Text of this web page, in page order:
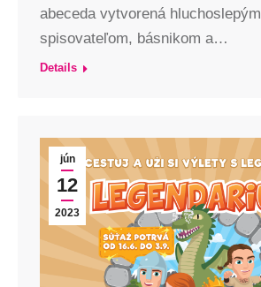
abeceda vytvorená hluchoslepým
spisovateľom, básnikom a…
Details
jún
12
2023